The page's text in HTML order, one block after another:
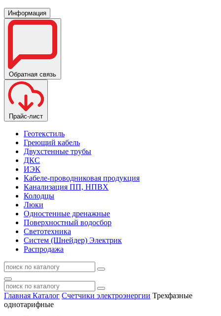
Информация
Обратная связь
Прайс-лист
Геотекстиль
Греющий кабель
Двухстенные трубы
ДКС
ИЭК
Кабеле-проводниковая продукция
Канализация ПП, НПВХ
Колодцы
Люки
Одностенные дренажные
Поверхностный водосбор
Светотехника
Систем (Шнейдер) Электрик
Распродажа
Главная Каталог Счетчики электроэнергии Трехфазные
однотарифные